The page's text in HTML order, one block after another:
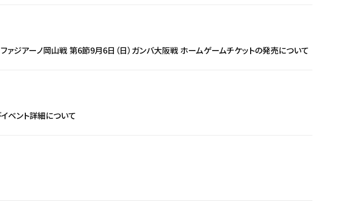
ファジアーノ岡山戦 第6節9月6日（日）ガンバ大阪戦 ホームゲームチケットの発売について
ベント詳細について